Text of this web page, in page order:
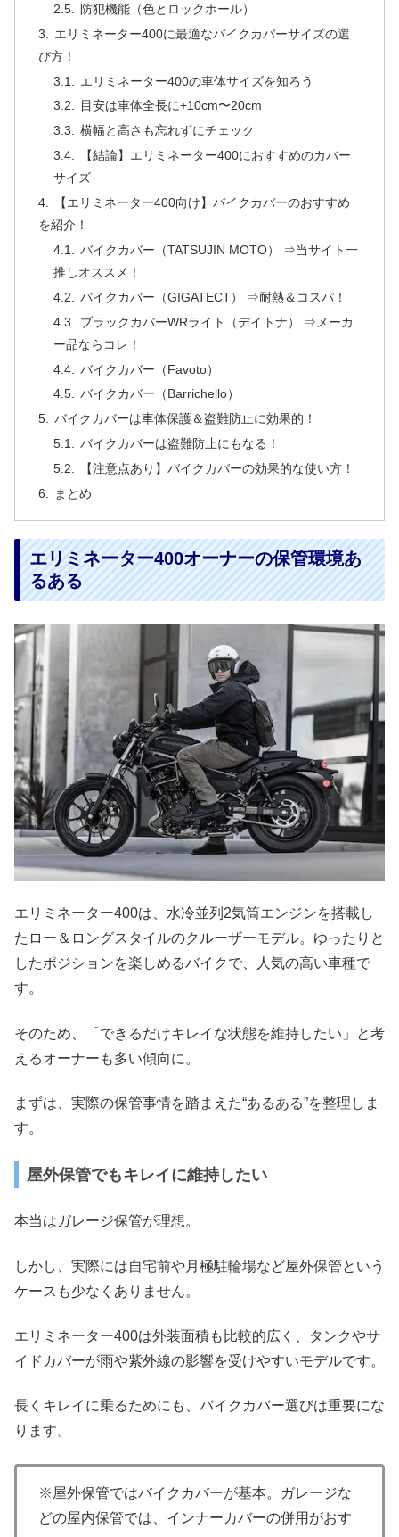
防犯機能（色とロックホール）
エリミネーター400に最適なバイクカバーサイズの選
び方！
エリミネーター400の車体サイズを知ろう
目安は車体全長に+10cm〜20cm
横幅と高さも忘れずにチェック
【結論】エリミネーター400におすすめのカバー
サイズ
【エリミネーター400向け】バイクカバーのおすすめ
を紹介！
バイクカバー（TATSUJIN MOTO） ⇒当サイト一
推しオススメ！
バイクカバー（GIGATECT） ⇒耐熱＆コスパ！
ブラックカバーWRライト（デイトナ） ⇒メーカ
ー品ならコレ！
バイクカバー（Favoto）
バイクカバー（Barrichello）
バイクカバーは車体保護＆盗難防止に効果的！
バイクカバーは盗難防止にもなる！
【注意点あり】バイクカバーの効果的な使い方！
まとめ
エリミネーター400オーナーの保管環境あ
るある
エリミネーター400は、水冷並列2気筒エンジンを搭載し
たロー＆ロングスタイルのクルーザーモデル。ゆったりと
したポジションを楽しめるバイクで、人気の高い車種で
す。
そのため、「できるだけキレイな状態を維持したい」と考
えるオーナーも多い傾向に。
まずは、実際の保管事情を踏まえた“あるある”を整理しま
す。
屋外保管でもキレイに維持したい
本当はガレージ保管が理想。
しかし、実際には自宅前や月極駐輪場など屋外保管という
ケースも少なくありません。
エリミネーター400は外装面積も比較的広く、タンクやサ
イドカバーが雨や紫外線の影響を受けやすいモデルです。
長くキレイに乗るためにも、バイクカバー選びは重要にな
ります。
※屋外保管ではバイクカバーが基本。ガレージな
どの屋内保管では、インナーカバーの併用がおす